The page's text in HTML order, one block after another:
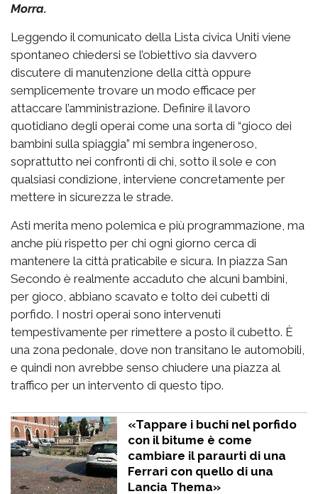
Morra.
Leggendo il comunicato della Lista civica Uniti viene
spontaneo chiedersi se l’obiettivo sia davvero
discutere di manutenzione della città oppure
semplicemente trovare un modo efficace per
attaccare l’amministrazione. Definire il lavoro
quotidiano degli operai come una sorta di “gioco dei
bambini sulla spiaggia” mi sembra ingeneroso,
soprattutto nei confronti di chi, sotto il sole e con
qualsiasi condizione, interviene concretamente per
mettere in sicurezza le strade.
Asti merita meno polemica e più programmazione, ma
anche più rispetto per chi ogni giorno cerca di
mantenere la città praticabile e sicura. In piazza San
Secondo è realmente accaduto che alcuni bambini,
per gioco, abbiano scavato e tolto dei cubetti di
porfido. I nostri operai sono intervenuti
tempestivamente per rimettere a posto il cubetto. È
una zona pedonale, dove non transitano le automobili,
e quindi non avrebbe senso chiudere una piazza al
traffico per un intervento di questo tipo.
«Tappare i buchi nel porfido
con il bitume è come
cambiare il paraurti di una
Ferrari con quello di una
Lancia Thema»